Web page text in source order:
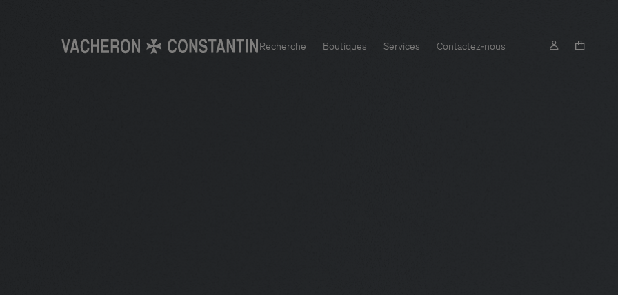
Recherche Boutiques Services Contactez-nous